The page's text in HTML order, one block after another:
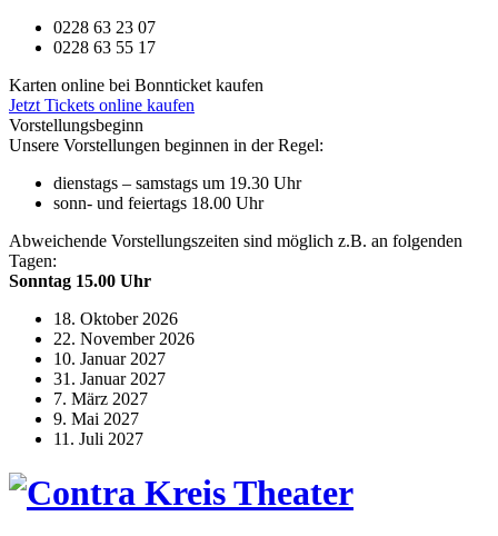
0228 63 23 07
0228 63 55 17
Karten online bei Bonnticket kaufen
Jetzt Tickets online kaufen
Vorstellungsbeginn
Unsere Vorstellungen beginnen in der Regel:
dienstags – samstags um 19.30 Uhr
sonn- und feiertags 18.00 Uhr
Abweichende Vorstellungszeiten sind möglich z.B. an folgenden
Tagen:
Sonntag 15.00 Uhr
18. Oktober 2026
22. November 2026
10. Januar 2027
31. Januar 2027
7. März 2027
9. Mai 2027
11. Juli 2027